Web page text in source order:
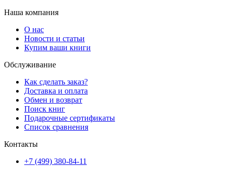
Наша компания
О нас
Новости и статьи
Купим ваши книги
Обслуживание
Как сделать заказ?
Доставка и оплата
Обмен и возврат
Поиск книг
Подарочные сертификаты
Список сравнения
Контакты
+7 (499) 380-84-11